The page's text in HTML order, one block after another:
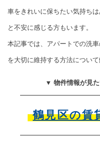
車をきれいに保ちたい気持ち
と不安に感じる方もいます。
本記事では、アパートでの洗
を大切に維持する方法について
▼ 物件情報が見
鶴見区の賃